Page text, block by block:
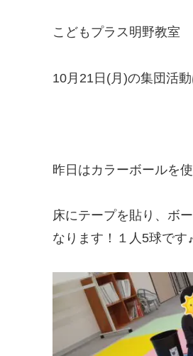
こどもプラス明野教室
10月21日(月)の集団活
昨日はカラーボールを
床にテープを貼り、ボ
なります！１人5球です